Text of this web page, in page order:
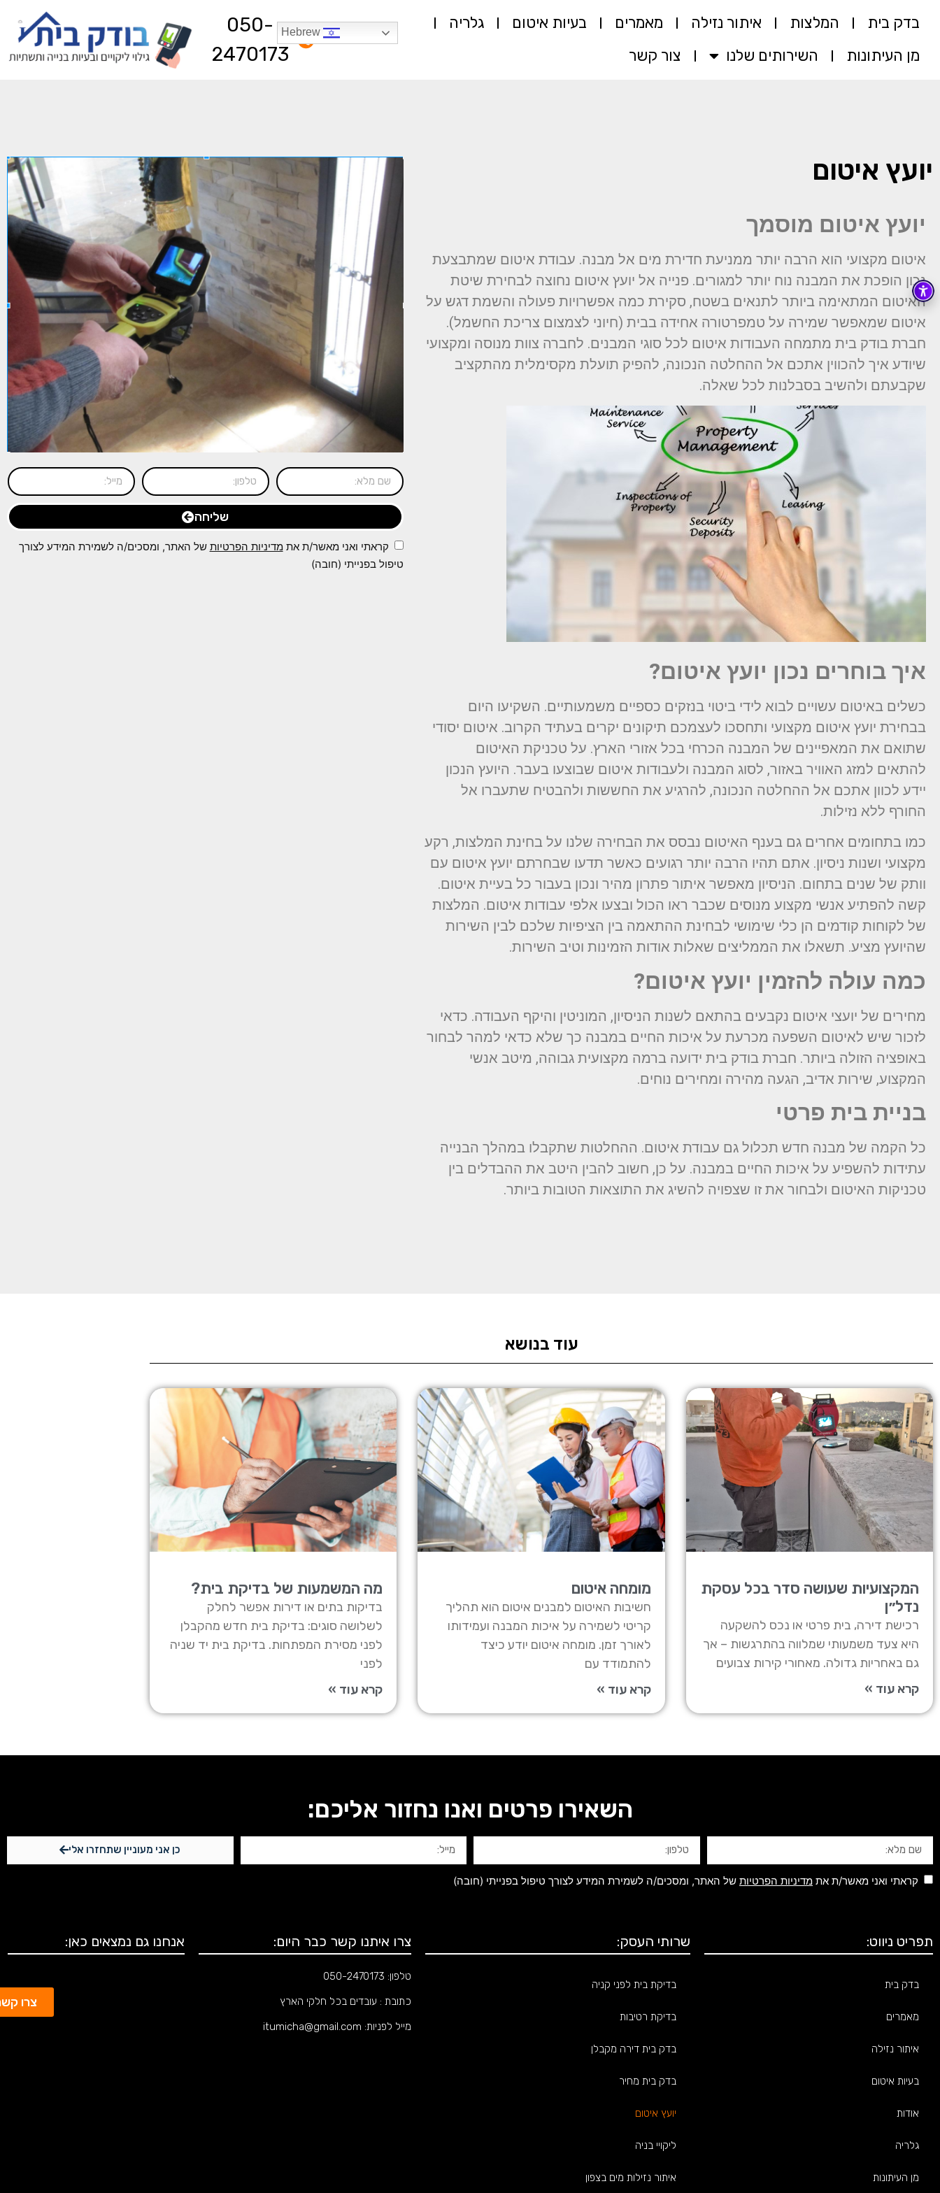
בדק בית המלצות איתור נזילה מאמרים בעיות איטום
גלריה
מן העיתונות
השירותים שלנו צור קשר
Hebrew
050-
2470173
יועץ איטום
יועץ איטום מוסמך
איטום מקצועי הוא הרבה יותר ממניעת חדירת מים אל מבנה. עבודת איטום שמתבצעת
נכון הופכת את המבנה נוח יותר למגורים. פנייה אל יועץ איטום נחוצה לבחירת שיטת
האיטום המתאימה ביותר לתנאים בשטח, סקירת כמה אפשרויות פעולה והשמת דגש על
איטום שמאפשר שמירה על טמפרטורה אחידה בבית (חיוני לצמצום צריכת החשמל).
חברת בודק בית מתמחה העבודות איטום לכל סוגי המבנים. לחברה צוות מנוסה ומקצועי
שיודע איך להכווין אתכם אל ההחלטה הנכונה, להפיק תועלת מקסימלית מהתקציב
שקבעתם ולהשיב בסבלנות לכל שאלה.
איך בוחרים נכון יועץ איטום?
כשלים באיטום עשויים לבוא לידי ביטוי בנזקים כספיים משמעותיים. השקיעו היום
בבחירת יועץ איטום מקצועי ותחסכו לעצמכם תיקונים יקרים בעתיד הקרוב. איטום יסודי
שתואם את המאפיינים של המבנה הכרחי בכל אזורי הארץ. על טכניקת האיטום
להתאים למזג האוויר באזור, לסוג המבנה ולעבודות איטום שבוצעו בעבר. היועץ הנכון
יידע לכוון אתכם אל ההחלטה הנכונה, להרגיע את החששות ולהבטיח שתעברו אל
החורף ללא נזילות.
כמו בתחומים אחרים גם בענף האיטום נבסס את הבחירה שלנו על בחינת המלצות, רקע
מקצועי ושנות ניסיון. אתם תהיו הרבה יותר רגועים כאשר תדעו שבחרתם יועץ איטום עם
וותק של שנים בתחום. הניסיון מאפשר איתור פתרון מהיר ונכון בעבור כל בעיית איטום.
קשה להפתיע אנשי מקצוע מנוסים שכבר ראו הכול ובצעו אלפי עבודות איטום. המלצות
של לקוחות קודמים הן כלי שימושי לבחינת ההתאמה בין הציפיות שלכם לבין השירות
שהיועץ מציע. תשאלו את הממליצים שאלות אודות הזמינות וטיב השירות.
כמה עולה להזמין יועץ איטום?
מחירים של יועצי איטום נקבעים בהתאם לשנות הניסיון, המוניטין והיקף העבודה. כדאי
לזכור שיש לאיטום השפעה מכרעת על איכות החיים במבנה כך שלא כדאי למהר לבחור
באופציה הזולה ביותר. חברת בודק בית ידועה ברמה מקצועית גבוהה, מיטב אנשי
המקצוע, שירות אדיב, הגעה מהירה ומחירים נוחים.
בניית בית פרטי
כל הקמה של מבנה חדש תכלול גם עבודת איטום. ההחלטות שתקבלו במהלך הבנייה
עתידות להשפיע על איכות החיים במבנה. על כן, חשוב להבין היטב את ההבדלים בין
טכניקות האיטום ולבחור את זו שצפויה להשיג את התוצאות הטובות ביותר.
שליחה
קראתי ואני מאשר/ת אתמדיניות הפרטיות של האתר, ומסכים/ה לשמירת המידע לצורך
טיפול בפנייתי (חובה)
עוד בנושא
המקצועיות שעושה סדר בכל עסקת
נדל״ן
רכישת דירה, בית פרטי או נכס להשקעה
היא צעד משמעותי שמלווה בהתרגשות – אך
גם באחריות גדולה. מאחורי קירות צבועים
קרא עוד »
מומחה איטום
חשיבות האיטום למבנים איטום הוא תהליך
קריטי לשמירה על איכות המבנה ועמידותו
לאורך זמן. מומחה איטום יודע כיצד
להתמודד עם
קרא עוד »
מה המשמעות של בדיקת בית?
בדיקות בתים או דירות אפשר לחלק
לשלושה סוגים: בדיקת בית חדש מהקבלן
לפני מסירת המפתחות. בדיקת בית יד שניה
לפני
קרא עוד »
צרו
השאירו פרטים ואנו נחזור אליכם:
כן אני מעוניין שתחזרו אלי
קראתי ואני מאשר/ת את מדיניות הפרטיות של האתר, ומסכים/ה לשמירת המידע לצורך טיפול בפנייתי (חובה)
תפריט ניווט:
בדק בית
מאמרים
איתור נזילה
בעיות איטום
אודות
גלריה
מן העיתונות
שרותי העסק:
בדיקת בית לפני קניה
בדיקת רטיבות
בדק בית דירה מקבלן
בדק בית מחיר
יועץ איטום
ליקויי בניה
איתור נזילות מים בצפון
צרו איתנו קשר כבר היום:
טלפון: 050-2470173
כתובת : עובדים בכל חלקי הארץ
מייל לפניות: itumicha@gmail.com
אנחנו גם נמצאים כאן: